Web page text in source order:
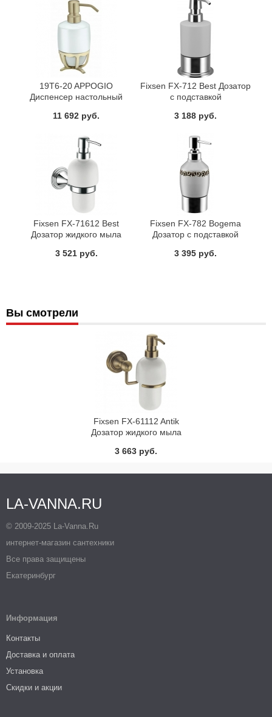
19T6-20 APPOGIO
Диспенсер настольный
цвет золото Dededimos
11 692 руб.
Fixsen FX-712 Best Дозатор
с подставкой
3 188 руб.
Fixsen FX-71612 Best
Дозатор жидкого мыла
3 521 руб.
Fixsen FX-782 Bogema
Дозатор с подставкой
3 395 руб.
Вы смотрели
Fixsen FX-61112 Antik
Дозатор жидкого мыла
3 663 руб.
LA-VANNA.RU
© 2009-2025 La-Vanna.Ru
интернет-магазин сантехники
Все права защищены
Екатеринбург
Информация
Контакты
Доставка и оплата
Установка
Скидки и акции